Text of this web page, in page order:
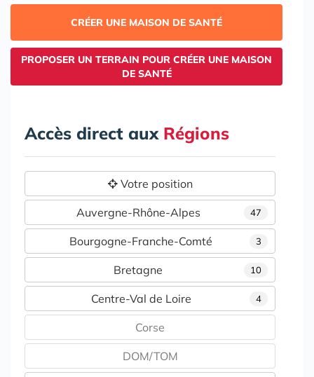
CRÉER UNE MAISON DE SANTÉ
PROPOSER UN TERRAIN POUR CRÉER UNE MAISON
DE SANTÉ
Accès direct aux Régions
Votre position
47
Auvergne-Rhône-Alpes
3
Bourgogne-Franche-Comté
10
Bretagne
4
Centre-Val de Loire
Corse
DOM/TOM